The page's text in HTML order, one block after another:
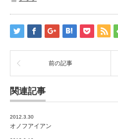
前の記事
関連記事
2012.3.30
オノフアイアン